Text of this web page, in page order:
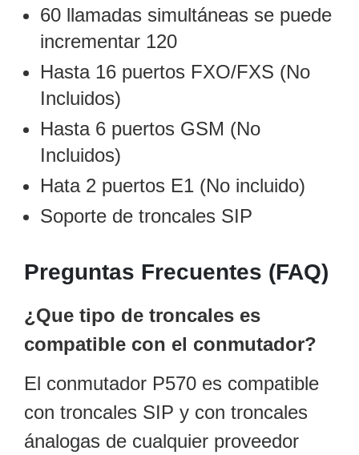
VideoCuboDomo
/ Eyeball /
y
HemisféricasLente
Network
Video
-
CajaPTZTérmicasWiFi
/ 4G /
Cámaras
y DVRs
TurboHD
HD-TVI
SalinosAntiexplosiónBala Domo
/ Eyeball /
TurretEspeciales Lente
Motorizado Ocultas
60 llamadas simultáneas se puede
incrementar 120
Hasta 16 puertos FXO/FXS (No
Incluidos)
Hasta 6 puertos GSM (No
Incluidos)
Hata 2 puertos E1 (No incluido)
Soporte de troncales SIP
Preguntas Frecuentes (FAQ)
¿Que tipo de troncales es
compatible con el conmutador?
El conmutador P570 es compatible
con troncales SIP y con troncales
ánalogas de cualquier proveedor